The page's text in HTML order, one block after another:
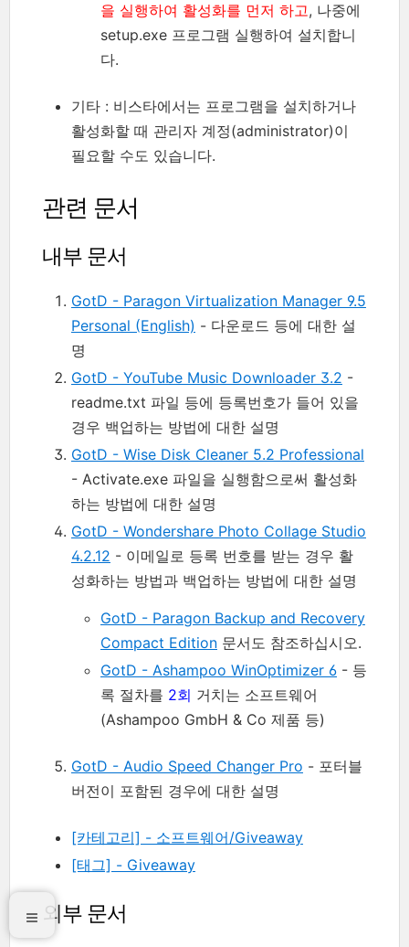
을 실행하여 활성화를 먼저 하고, 나중에
setup.exe 프로그램 실행하여 설치합니
다.
기타 : 비스타에서는 프로그램을 설치하거나
활성화할 때 관리자 계정(administrator)이
필요할 수도 있습니다.
관련 문서
내부 문서
GotD - Paragon Virtualization Manager 9.5
Personal (English) - 다운로드 등에 대한 설
명
GotD - YouTube Music Downloader 3.2 -
readme.txt 파일 등에 등록번호가 들어 있을
경우 백업하는 방법에 대한 설명
GotD - Wise Disk Cleaner 5.2 Professional
- Activate.exe 파일을 실행함으로써 활성화
하는 방법에 대한 설명
GotD - Wondershare Photo Collage Studio
4.2.12 - 이메일로 등록 번호를 받는 경우 활
성화하는 방법과 백업하는 방법에 대한 설명
GotD - Paragon Backup and Recovery
Compact Edition 문서도 참조하십시오.
GotD - Ashampoo WinOptimizer 6 - 등
록 절차를 2회 거치는 소프트웨어
(Ashampoo GmbH & Co 제품 등)
GotD - Audio Speed Changer Pro - 포터블
버전이 포함된 경우에 대한 설명
[카테고리] - 소프트웨어/Giveaway
[태그] - Giveaway
외부 문서